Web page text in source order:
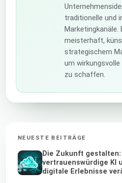
traditionelle und
Marketingkanäle.
meisterhaft,
strategischem
um
zu schaffen.
NEUESTE BEITRÄGE
Die Zukunft gestalten:
vertrauenswürdige KI
digitale Erlebnisse